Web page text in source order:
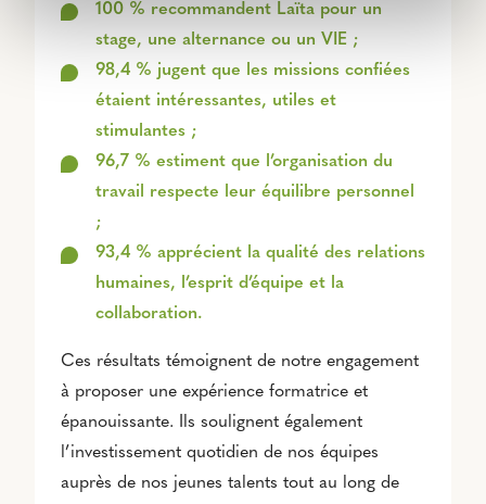
100 % recommandent Laïta pour un
stage, une alternance ou un VIE ;
98,4 % jugent que les missions confiées
étaient intéressantes, utiles et
stimulantes ;
96,7 % estiment que l’organisation du
travail respecte leur équilibre personnel
;
93,4 % apprécient la qualité des relations
humaines, l’esprit d’équipe et la
collaboration.
Ces résultats témoignent de notre engagement
à proposer une expérience formatrice et
épanouissante. Ils soulignent également
l’investissement quotidien de nos équipes
auprès de nos jeunes talents tout au long de